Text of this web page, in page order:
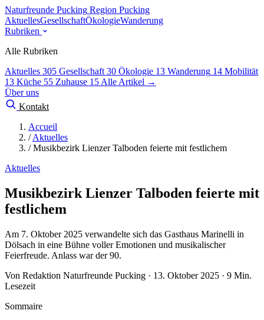
Naturfreunde Pucking Region Pucking
AktuellesGesellschaftÖkologieWanderung
Rubriken
Alle Rubriken
Aktuelles 305 Gesellschaft 30 Ökologie 13 Wanderung 14 Mobilität
13 Küche 55 Zuhause 15 Alle Artikel →
Über uns
Kontakt
Accueil
/ Aktuelles
/ Musikbezirk Lienzer Talboden feierte mit festlichem
Aktuelles
Musikbezirk Lienzer Talboden feierte mit
festlichem
Am 7. Oktober 2025 verwandelte sich das Gasthaus Marinelli in
Dölsach in eine Bühne voller Emotionen und musikalischer
Feierfreude. Anlass war der 90.
Von Redaktion Naturfreunde Pucking · 13. Oktober 2025 · 9 Min.
Lesezeit
Sommaire